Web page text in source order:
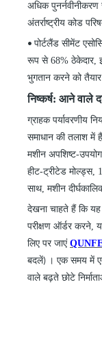
अधिक
अंतर्राष्ट्रीय कोड
• पोर्टलैंड सीमेंट
रूप से 68% ठेकेदार,
भुगतान करने को
निष्कर्ष: आने वाले
ग्राहक पर्यावरणीय
समाधान की तलाश में
मशीन अपशिष्ट-
हीट-ट्रीटेड
साथ, मशीन
देखना चाहते हैं कि यह
परीक्षण ऑर्डर करने,
लिए पर जाएं
बदलें) । एक समय में
वाले बढ़ते छोटे